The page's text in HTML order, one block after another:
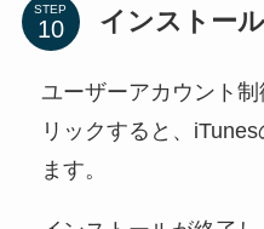
STEP インストー
ユーザーアカウント
リックすると、
ます。